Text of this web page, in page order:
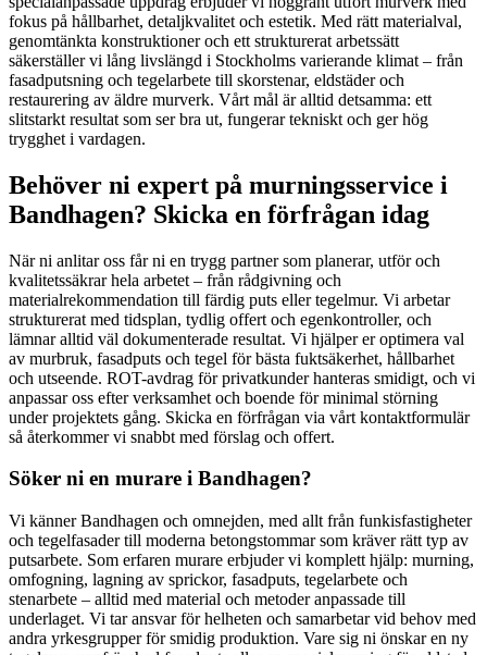
fokus på hållbarhet, detaljkvalitet och estetik. Med rätt materialval,
genomtänkta konstruktioner och ett strukturerat arbetssätt
säkerställer vi lång livslängd i Stockholms varierande klimat – från
fasadputsning och tegelarbete till skorstenar, eldstäder och
restaurering av äldre murverk. Vårt mål är alltid detsamma: ett
slitstarkt resultat som ser bra ut, fungerar tekniskt och ger hög
trygghet i vardagen.
Behöver ni expert på murningsservice i
Bandhagen? Skicka en förfrågan idag
När ni anlitar oss får ni en trygg partner som planerar, utför och
kvalitetssäkrar hela arbetet – från rådgivning och
materialrekommendation till färdig puts eller tegelmur. Vi arbetar
strukturerat med tidsplan, tydlig offert och egenkontroller, och
lämnar alltid väl dokumenterade resultat. Vi hjälper er optimera val
av murbruk, fasadputs och tegel för bästa fuktsäkerhet, hållbarhet
och utseende. ROT-avdrag för privatkunder hanteras smidigt, och vi
anpassar oss efter verksamhet och boende för minimal störning
under projektets gång. Skicka en förfrågan via vårt kontaktformulär
så återkommer vi snabbt med förslag och offert.
Söker ni en murare i Bandhagen?
Vi känner Bandhagen och omnejden, med allt från funkisfastigheter
och tegelfasader till moderna betongstommar som kräver rätt typ av
putsarbete. Som erfaren murare erbjuder vi komplett hjälp: murning,
omfogning, lagning av sprickor, fasadputs, tegelarbete och
stenarbete – alltid med material och metoder anpassade till
underlaget. Vi tar ansvar för helheten och samarbetar vid behov med
andra yrkesgrupper för smidig produktion. Vare sig ni önskar en ny